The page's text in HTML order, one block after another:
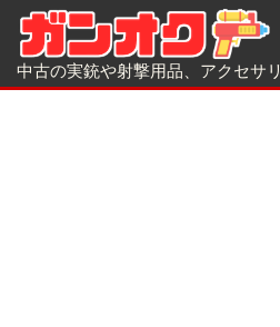
中古の実銃や射撃用品、アクセサ